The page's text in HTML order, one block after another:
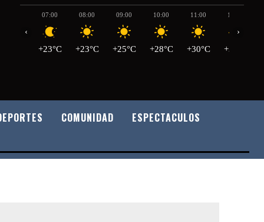
07:00
+23°C
08:00
+23°C
09:00
+25°C
10:00
+28°C
11:00
+30°C
12:00
+32°C
‹ ›
COMUNIDAD
ESPECTACULOS